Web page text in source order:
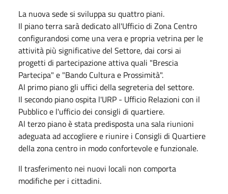
La nuova sede si sviluppa su quattro piani.
Il piano terra sarà dedicato all'Ufficio di Zona Centro
configurandosi come una vera e propria vetrina per le
attività più significative del Settore, dai corsi ai
progetti di partecipazione attiva quali "Brescia
Partecipa" e "Bando Cultura e Prossimità".
Al primo piano gli uffici della segreteria del settore.
Il secondo piano ospita l'URP - Ufficio Relazioni con il
Pubblico e l'ufficio dei consigli di quartiere.
Al terzo piano è stata predisposta una sala riunioni
adeguata ad accogliere e riunire i Consigli di Quartiere
della zona centro in modo confortevole e funzionale.
Il trasferimento nei nuovi locali non comporta
modifiche per i cittadini.